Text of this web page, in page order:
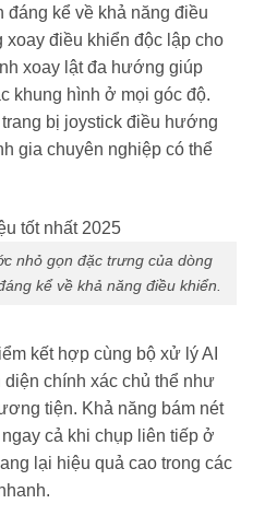
kể về khả năng điều
xoay điều khiển độc lập cho
xoay lật đa hướng giúp
khung hình ở mọi góc độ.
bị joystick điều hướng
gia chuyên nghiệp có thể
nhỏ gọn đặc trưng của dòng
kể về khả năng điều khiển.
kết hợp cùng bộ xử lý AI
chính xác chủ thể như
tiện. Khả năng bám nét
cả khi chụp liên tiếp ở
lại hiệu quả cao trong các